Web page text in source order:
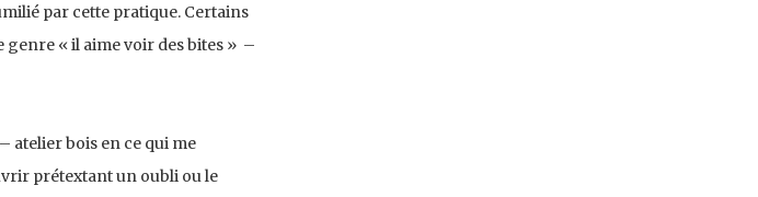
par cette pratique. Certains
genre « il aime voir des bites » –
atelier bois en ce qui me
prétextant un oubli ou le